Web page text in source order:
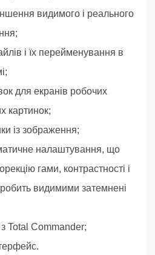
видимого і реального
і їх перейменування в
для екранів робочих
картинок;
із зображення;
налаштування, що
гами, контрастності і
робить видимими затемнені
з Total Commander;